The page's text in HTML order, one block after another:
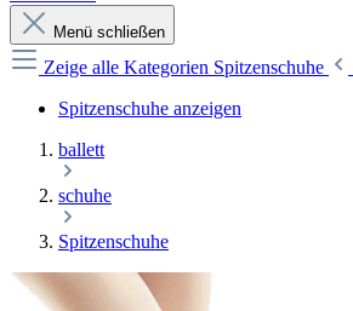
Menü schließen
Zeige alle Kategorien Spitzenschuhe
Spitzenschuhe anzeigen
ballett
schuhe
Spitzenschuhe